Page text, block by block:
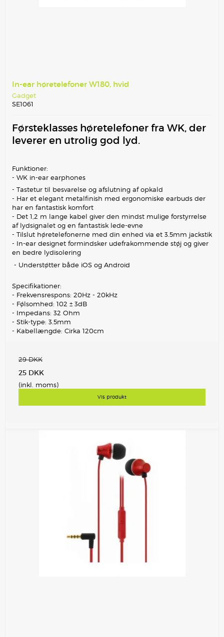
In-ear høretelefoner W180, hvid
Gadget
SE1061
Førsteklasses høretelefoner fra WK, der
leverer en utrolig god lyd.
Funktioner:
- WK in-ear earphones
- Tastetur til besvarelse og afslutning af opkald
- Har et elegant metalfinish med ergonomiske earbuds der
har en fantastisk komfort
- Det 1,2 m lange kabel giver den mindst mulige forstyrrelse
af lydsignalet og en fantastisk lede-evne
- Tilslut høretelefonerne med din enhed via et 3.5mm jackstik
- In-ear designet formindsker udefrakommende støj og giver
en bedre lydisolering
- Understøtter både iOS og Android
Specifikationer:
- Frekvensrespons: 20Hz - 20kHz
- Følsomhed: 102 ± 3dB
- Impedans: 32 Ohm
- Stik-type: 3.5mm
- Kabellængde: Cirka 120cm
29 DKK
25 DKK
(inkl. moms)
Vis produkt